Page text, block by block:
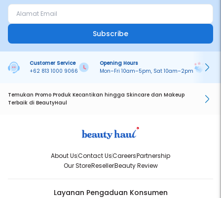
Subscribe
Customer Service
+62 813 1000 9066
Opening Hours
Mon–Fri 10am–5pm, Sat 10am–2pm
Temukan Promo Produk Kecantikan hingga Skincare dan Makeup
Terbaik di BeautyHaul
About UsContact UsCareersPartnership
Our StoreResellerBeauty Review
Layanan Pengaduan Konsumen